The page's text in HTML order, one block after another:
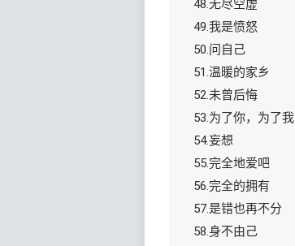
48.无尽空虚
49.我是愤怒
50.问自己
51.温暖的家乡
52.未曾后悔
53.为了你，为了我
54.妄想
55.完全地爱吧
56.完全的拥有
57.是错也再不分
58.身不由己